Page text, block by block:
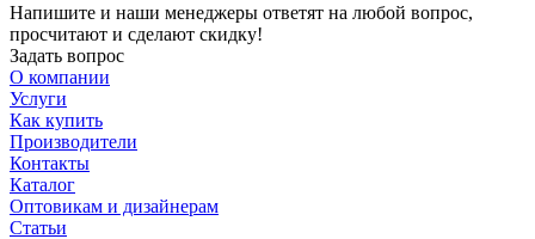
Напишите и наши менеджеры ответят на любой вопрос,
просчитают и сделают скидку!
Задать вопрос
О компании
Услуги
Как купить
Производители
Контакты
Каталог
Оптовикам и дизайнерам
Статьи